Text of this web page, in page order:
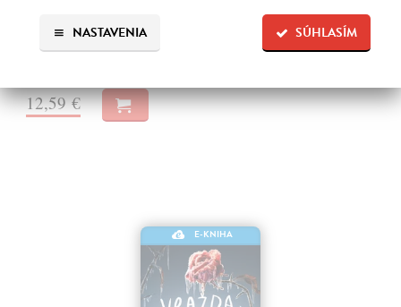
SÚHLASÍM
NASTAVENIA
aj šancu na prežitie. Sydney riskovala všetko, keď nasledovala inštinkt
a vykročila na veľmi tenký ľad, aby ukryla svoje city pred…
12,59 €
E-KNIHA